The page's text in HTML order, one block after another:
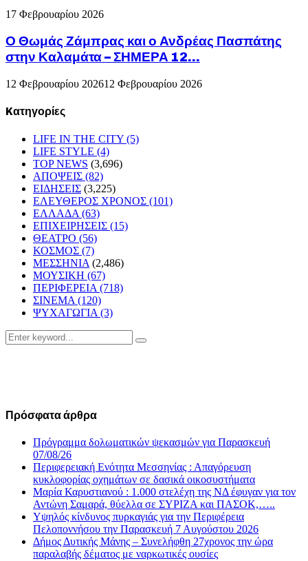
17 Φεβρουαρίου 2026
Ο Θωμάς Ζάμπρας και ο Ανδρέας Πασπάτης
στην Καλαμάτα – ΣΗΜΕΡΑ 12...
12 Φεβρουαρίου 202612 Φεβρουαρίου 2026
Kατηγορίες
LIFE IN THE CITY (5)
LIFE STYLE (4)
TOP NEWS (3,696)
ΑΠΟΨΕΙΣ (82)
ΕΙΔΗΣΕΙΣ (3,225)
ΕΛΕΥΘΕΡΟΣ ΧΡΟΝΟΣ (101)
ΕΛΛΑΔΑ (63)
ΕΠΙΧΕΙΡΗΣΕΙΣ (15)
ΘΕΑΤΡΟ (56)
ΚΟΣΜΟΣ (7)
ΜΕΣΣΗΝΙΑ (2,486)
ΜΟΥΣΙΚΗ (67)
ΠΕΡΙΦΕΡΕΙΑ (718)
ΣΙΝΕΜΑ (120)
ΨΥΧΑΓΩΓΙΑ (3)
Search
for:
Search
Πρόσφατα άρθρα
Πρόγραμμα δολωματικών ψεκασμών για Παρασκευή
07/08/26
Περιφερειακή Ενότητα Μεσσηνίας : Απαγόρευση
κυκλοφορίας οχημάτων σε δασικά οικοσυστήματα
Μαρία Καρυστιανού : 1.000 στελέχη της ΝΔ έφυγαν για τον
Αντώνη Σαμαρά, θύελλα σε ΣΥΡΙΖΑ και ΠΑΣΟΚ,…..
Υψηλός κίνδυνος πυρκαγιάς για την Περιφέρεια
Πελοποννήσου την Παρασκευή 7 Αυγούστου 2026
Δήμος Δυτικής Μάνης – Συνελήφθη 27χρονος την ώρα
παραλαβής δέματος με ναρκωτικές ουσίες